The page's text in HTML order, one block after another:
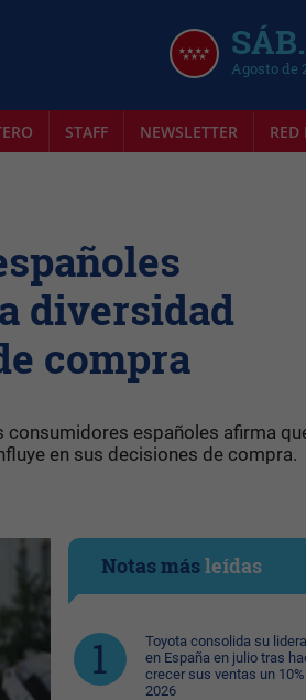
Agosto de
STAFF NEWSLETTER RED
diversidad
compra
consumidores españoles afirma
en sus decisiones de compra.
Notas másleídas
Toyota consolida su
en España en julio tras
crecer sus ventas un
2026